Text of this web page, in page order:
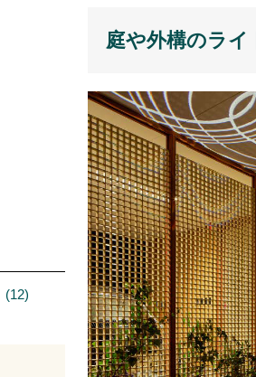
庭や外構のライ
(12)